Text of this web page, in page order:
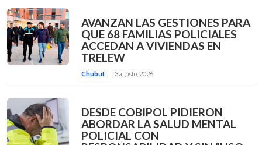
AVANZAN LAS GESTIONES PARA
QUE 68 FAMILIAS POLICIALES
ACCEDAN A VIVIENDAS EN
TRELEW
Chubut 3 agosto, 2026
DESDE COBIPOL PIDIERON
ABORDAR LA SALUD MENTAL
POLICIAL CON